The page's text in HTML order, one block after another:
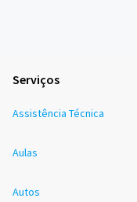
Serviços
Assistência Técnica
Aulas
Autos